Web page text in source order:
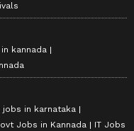
kannada
jobs in karnataka
Jobs in Kannada IT Jobs